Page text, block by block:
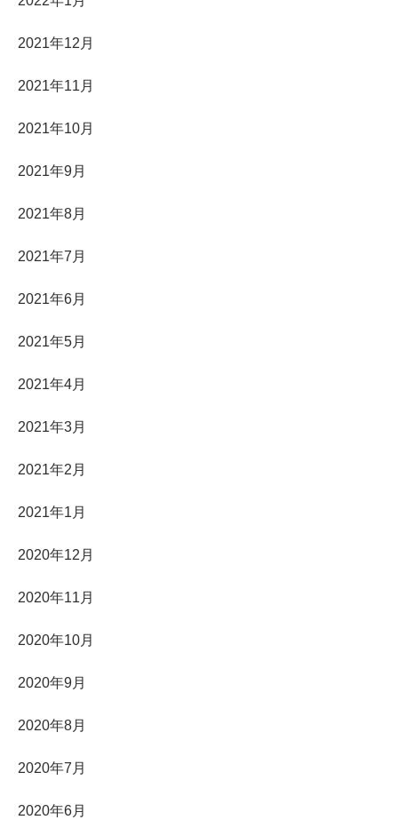
2021年12月
2021年11月
2021年10月
2021年9月
2021年8月
2021年7月
2021年6月
2021年5月
2021年4月
2021年3月
2021年2月
2021年1月
2020年12月
2020年11月
2020年10月
2020年9月
2020年8月
2020年7月
2020年6月